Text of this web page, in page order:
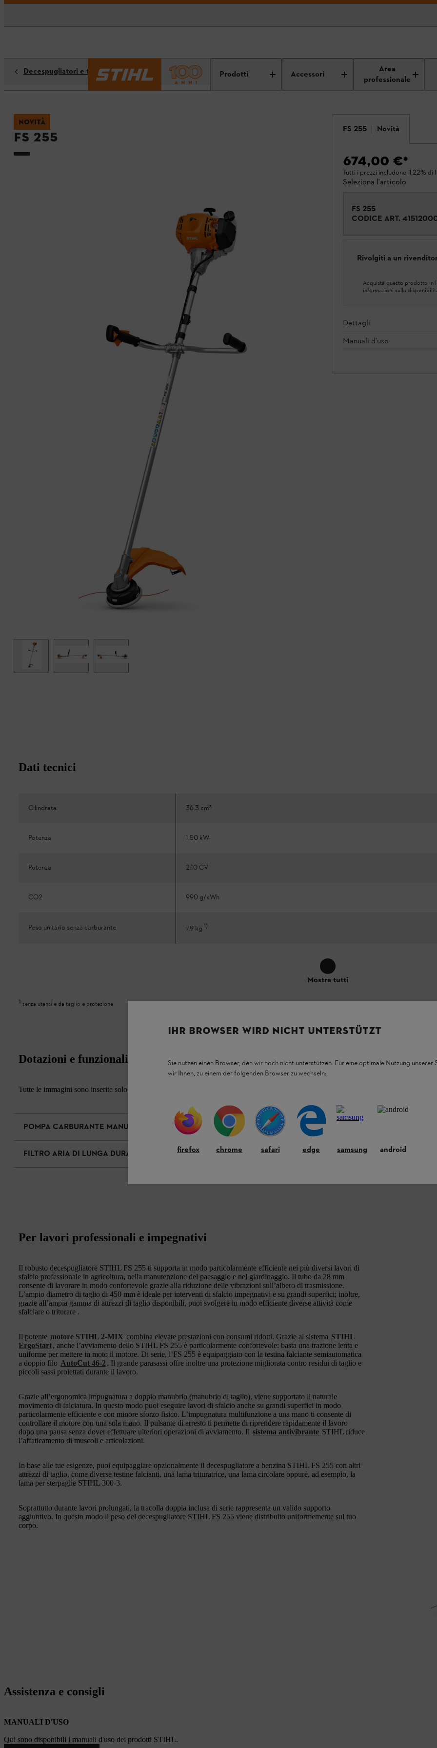
Prodotti Accessori
Area
professionale
Decespugliatori e tagliabordi
NOVITÀ
FS 255
FS 255 Novità
674,00 €*
Tutti i prezzi includono il 22% di
Seleziona l'articolo
FS 255
CODICE ART.
Rivolgiti a un
Acquista questo prodotto in
informazioni sulla
Dettagli
Manuali d'uso
Dati tecnici
Cilindrata 36.3 cm³
Potenza 1.50 kW
Potenza 2.10 CV
CO2 990 g/kWh
Peso unitario senza carburante 7.9 kg 1)
Mostra tutti
1) senza utensile da taglio e protezione
Dotazioni e funzionalità
Tutte le immagini sono inserite solo a scopo illustrativo. A parità di funzionalità, l'aspetto e le caratteristiche del prodotto, possono
POMPA CARBURANTE MANUALE
FILTRO ARIA DI LUNGA DURATA
Per lavori professionali e impegnativi
Il robusto decespugliatore STIHL FS 255 ti supporta in modo particolarmente efficiente nei più diversi lavori di
sfalcio professionale in agricoltura, nella manutenzione del paesaggio e nel giardinaggio. Il tubo da 28 mm
consente di lavorare in modo confortevole grazie alla riduzione delle vibrazioni sull’albero di trasmissione.
L’ampio diametro di taglio di 450 mm è ideale per interventi di sfalcio impegnativi e su grandi superfici; inoltre,
grazie all’ampia gamma di attrezzi di taglio disponibili, puoi svolgere in modo efficiente diverse attività come
sfalciare o triturare .
Il potente motore STIHL 2-MIX combina elevate prestazioni con consumi ridotti. Grazie al sistema STIHL
ErgoStart, anche l’avviamento dello STIHL FS 255 è particolarmente confortevole: basta una trazione lenta e
uniforme per mettere in moto il motore. Di serie, l’FS 255 è equipaggiato con la testina falciante semiautomatica
a doppio filo AutoCut 46-2 . Il grande parasassi offre inoltre una protezione migliorata contro residui di taglio e
piccoli sassi proiettati durante il lavoro.
Grazie all’ergonomica impugnatura a doppio manubrio (manubrio di taglio), viene supportato il naturale
movimento di falciatura. In questo modo puoi eseguire lavori di sfalcio anche su grandi superfici in modo
particolarmente efficiente e con minore sforzo fisico. L’impugnatura multifunzione a una mano ti consente di
controllare il motore con una sola mano. Il pulsante di arresto ti permette di riprendere rapidamente il lavoro
dopo una pausa senza dover effettuare ulteriori operazioni di avviamento. Il sistema antivibrante STIHL riduce
l’affaticamento di muscoli e articolazioni.
In base alle tue esigenze, puoi equipaggiare opzionalmente il decespugliatore a benzina STIHL FS 255 con altri
attrezzi di taglio, come diverse testine falcianti, una lama trituratrice, una lama circolare oppure, ad esempio, la
lama per sterpaglie STIHL 300-3.
Soprattutto durante lavori prolungati, la tracolla doppia inclusa di serie rappresenta un valido supporto
aggiuntivo. In questo modo il peso del decespugliatore STIHL FS 255 viene distribuito uniformemente sul tuo
corpo.
Assistenza e consigli
MANUALI D'USO
Qui sono disponibili i manuali d'uso dei prodotti STIHL.
IHR BROWSER WIRD NICHT UNTERSTÜTZT
Sie nutzen einen Browser, den wir noch nicht unterstützen. Für eine optimale Nutzung unserer
wir Ihnen, zu einem der folgenden Browser zu wechseln:
firefox chrome safari edge samsung android